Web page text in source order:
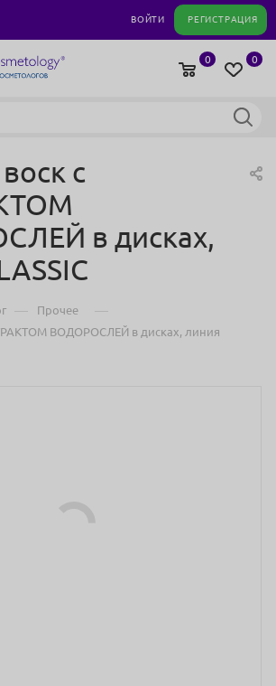
ВОЙТИ РЕГИСТРАЦИЯ
0
0
с
в дисках,
— Прочее —
ВОДОРОСЛЕЙ в дисках, линия